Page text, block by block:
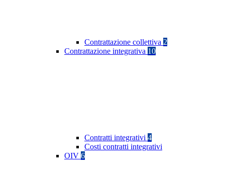
Contrattazione collettiva 2
Contrattazione integrativa 10
Contratti integrativi 4
Costi contratti integrativi
OIV 6